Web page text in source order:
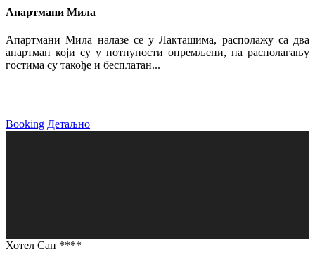
Апартмани Мила
Апартмани Мила налазе се у Лакташима, располажу са два
апартман који су у потпуности опремљени, на располагању
гостима су такође и бесплатан...
Booking Детаљно
Хотел Сан ****